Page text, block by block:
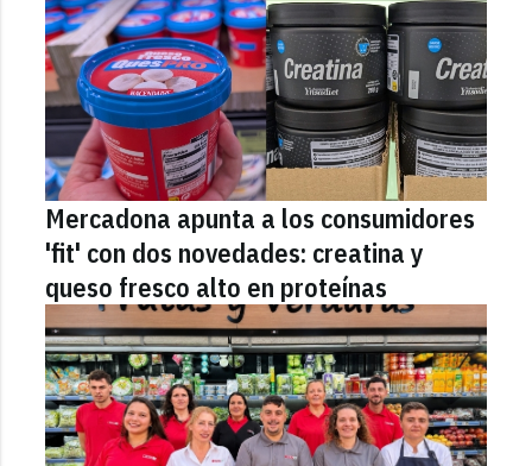
Mercadona apunta a los consumidores
'fit' con dos novedades: creatina y
queso fresco alto en proteínas